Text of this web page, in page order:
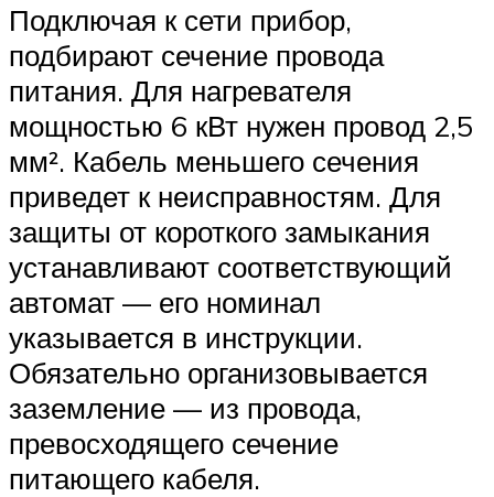
Подключая к сети прибор,
подбирают сечение провода
питания. Для нагревателя
мощностью 6 кВт нужен провод 2,5
мм². Кабель меньшего сечения
приведет к неисправностям. Для
защиты от короткого замыкания
устанавливают соответствующий
автомат — его номинал
указывается в инструкции.
Обязательно организовывается
заземление — из провода,
превосходящего сечение
питающего кабеля.